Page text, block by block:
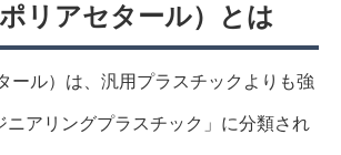
リアセタール）とは
ール）は、汎用プラスチックよりも強
ニアリングプラスチック」に分類され